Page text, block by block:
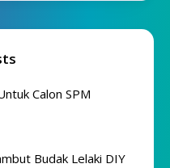
Calon SPM
Budak Lelaki DIY